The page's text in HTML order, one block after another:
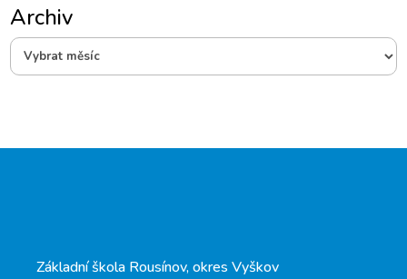
ArchivArchiv
Základní škola Rousínov, okres Vyškov